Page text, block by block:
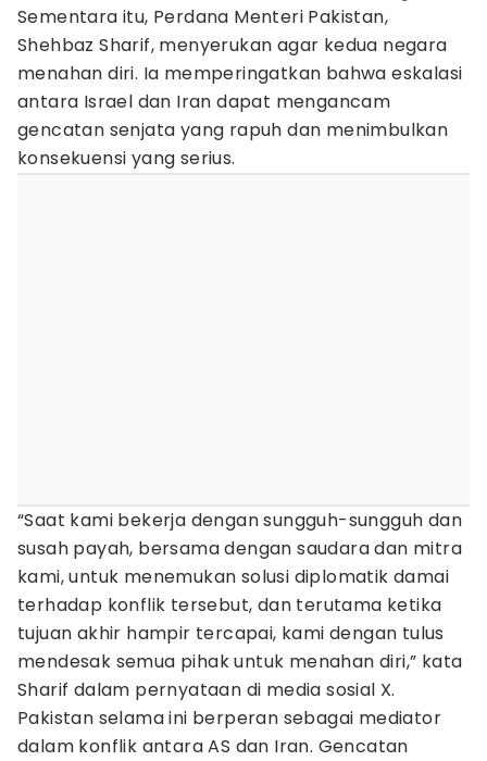
Sementara itu, Perdana Menteri Pakistan,
Shehbaz Sharif, menyerukan agar kedua negara
menahan diri. Ia memperingatkan bahwa eskalasi
antara Israel dan Iran dapat mengancam
gencatan senjata yang rapuh dan menimbulkan
konsekuensi yang serius.
“Saat kami bekerja dengan sungguh-sungguh dan
susah payah, bersama dengan saudara dan mitra
kami, untuk menemukan solusi diplomatik damai
terhadap konflik tersebut, dan terutama ketika
tujuan akhir hampir tercapai, kami dengan tulus
mendesak semua pihak untuk menahan diri,” kata
Sharif dalam pernyataan di media sosial X.
Pakistan selama ini berperan sebagai mediator
dalam konflik antara AS dan Iran. Gencatan